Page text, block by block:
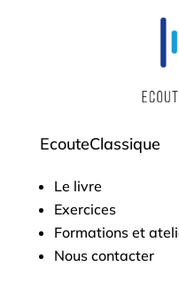
EcouteClassique
Le livre
Exercices
Formations et
Nous contacter